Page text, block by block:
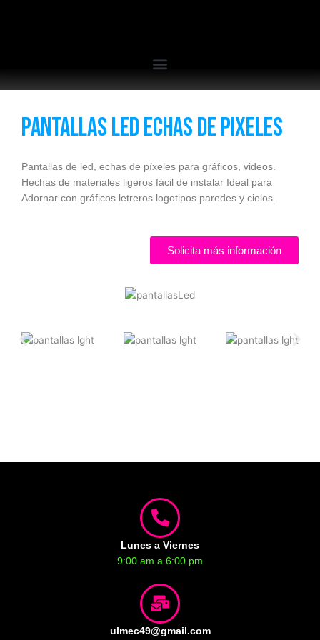
Pantallas led echas de pixeles
Pantallas de led, echas de píxeles para gráficos, videos.
Hechas de materiales ligeros fácil de instalar Ideal para
Adornar con gráficos letreros logotipos paredes y cielos.
Solicita más información
Lunes a Viernes
9:00 am a 6:00 pm
ulmec49@gmail.com